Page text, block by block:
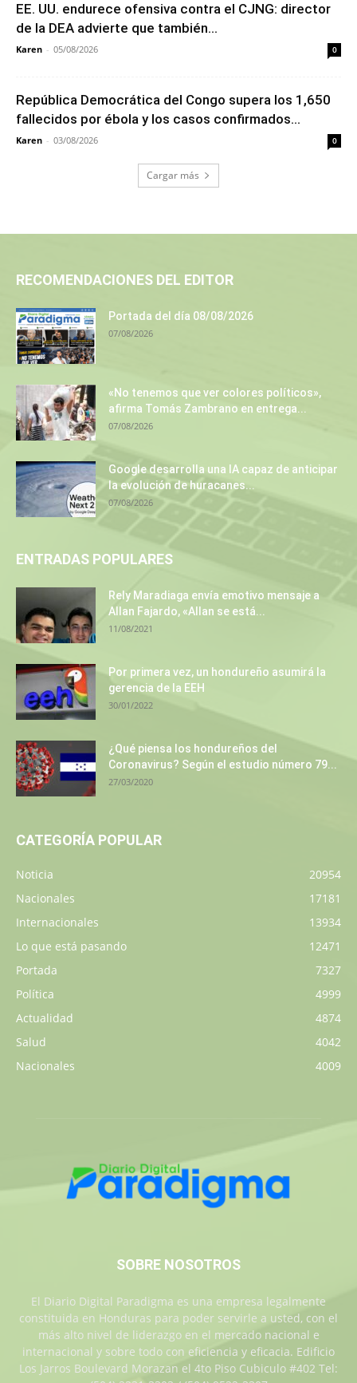
EE. UU. endurece ofensiva contra el CJNG: director
de la DEA advierte que también...
Karen - 05/08/2026 0
República Democrática del Congo supera los 1,650
fallecidos por ébola y los casos confirmados...
Karen - 03/08/2026 0
Cargar más
RECOMENDACIONES DEL EDITOR
Portada del día 08/08/2026
07/08/2026
«No tenemos que ver colores políticos»,
afirma Tomás Zambrano en entrega...
07/08/2026
Google desarrolla una IA capaz de anticipar
la evolución de huracanes...
07/08/2026
ENTRADAS POPULARES
Rely Maradiaga envía emotivo mensaje a
Allan Fajardo, «Allan se está...
11/08/2021
Por primera vez, un hondureño asumirá la
gerencia de la EEH
30/01/2022
¿Qué piensa los hondureños del
Coronavirus? Según el estudio número 79...
27/03/2020
CATEGORÍA POPULAR
Noticia
20954
Nacionales
17181
Internacionales
13934
Lo que está pasando
12471
Portada
7327
Política
4999
Actualidad
4874
Salud
4042
Nacionales
4009
SOBRE NOSOTROS
El Diario Digital Paradigma es una empresa legalmente
constituida en Honduras para poder servirle a usted, con el
más alto nivel de liderazgo en el mercado nacional e
internacional y sobre todo con eficiencia y eficacia. Edificio
Los Jarros Boulevard Morazan el 4to Piso Cubiculo #402 Tel: